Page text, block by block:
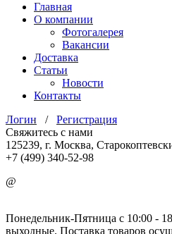
Главная
О компании
Фотогалерея
Вакансии
Доставка
Статьи
Новости
Контакты
Логин / Регистрация
Свяжитесь с нами
125239, г. Москва,
+7 (499) 340-52-98
@
Понедельник-Пятница с 10:00 -
выходные. Поставка товаров